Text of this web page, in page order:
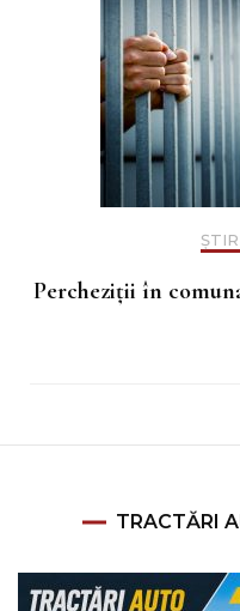
Percheziții în
TRACTĂRI